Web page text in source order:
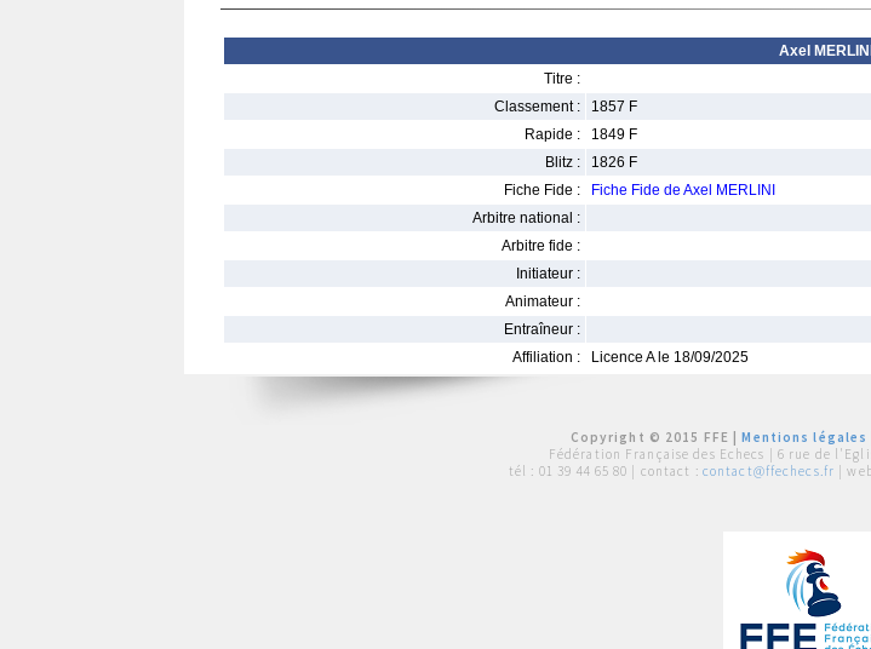
Axel MERLINI
Titre :
Classement :
1857 F
Rapide :
1849 F
Blitz :
1826 F
Fiche Fide :
Fiche Fide de Axel MERLINI
Arbitre national :
Arbitre fide :
Initiateur :
Animateur :
Entraîneur :
Affiliation :
Licence A le 18/09/2025
Copyright © 2015 FFE |Mentions légales
Fédération Française des Echecs | 6 rue de
tél : 01 39 44 65 80 | contact : contact@ffechecs.fr |